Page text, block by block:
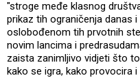
"stroge međe klasnog
prikaz tih ograničenja danas
oslobođenom tih prvotnih
novim lancima i
zaista zanimljivo vidjeti što
kako se igra, kako provocira